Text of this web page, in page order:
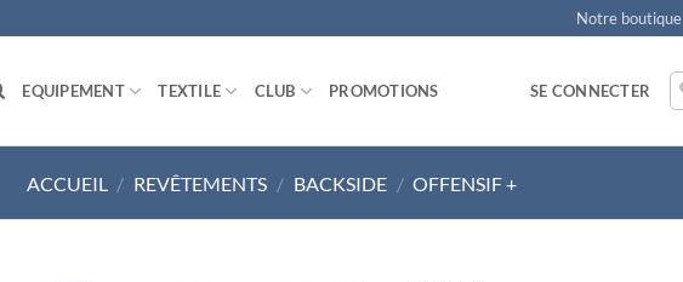
Notre boutique
EQUIPEMENT TEXTILE CLUB PROMOTIONS SE CONNECTER
ACCUEIL / REVÊTEMENTS / BACKSIDE / OFFENSIF +